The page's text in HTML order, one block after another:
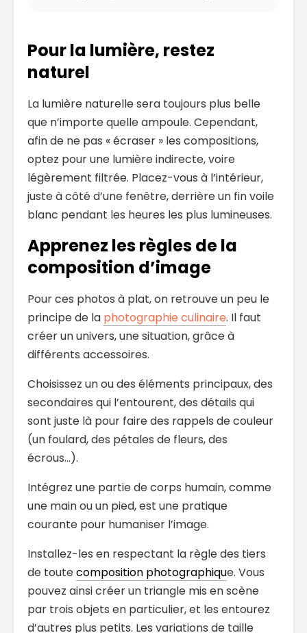
Pour la lumière, restez
naturel
La lumière naturelle sera toujours plus belle
que n’importe quelle ampoule. Cependant,
afin de ne pas « écraser » les compositions,
optez pour une lumière indirecte, voire
légèrement filtrée. Placez-vous à l’intérieur,
juste à côté d’une fenêtre, derrière un fin voile
blanc pendant les heures les plus lumineuses.
Apprenez les règles de la
composition d’image
Pour ces photos à plat, on retrouve un peu le
principe de la photographie culinaire. Il faut
créer un univers, une situation, grâce à
différents accessoires.
Choisissez un ou des éléments principaux, des
secondaires qui l’entourent, des détails qui
sont juste là pour faire des rappels de couleur
(un foulard, des pétales de fleurs, des
écrous…).
Intégrez une partie de corps humain, comme
une main ou un pied, est une pratique
courante pour humaniser l’image.
Installez-les en respectant la règle des tiers
de toutecomposition photographique. Vous
pouvez ainsi créer un triangle mis en scène
par trois objets en particulier, et les entourez
d’autres plus petits. Les variations de taille